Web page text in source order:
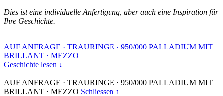
Dies ist eine individuelle Anfertigung, aber auch eine Inspiration für
Ihre Geschichte.
AUF ANFRAGE · TRAURINGE · 950/000 PALLADIUM MIT
BRILLANT · MEZZO
Geschichte lesen ↓
AUF ANFRAGE · TRAURINGE · 950/000 PALLADIUM MIT
BRILLANT · MEZZO Schliessen ↑